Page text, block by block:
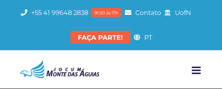
conteúdo
+55 41 99648 2838 9h30 às 17h Contato UofN
FAÇA PARTE! PT